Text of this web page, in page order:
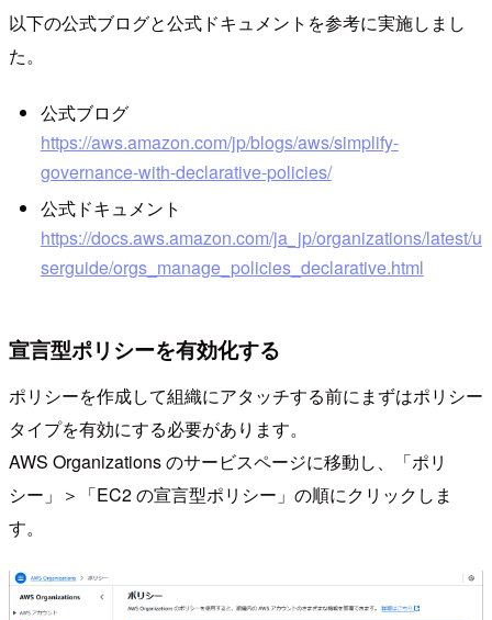
以下の公式ブログと公式ドキュメントを参考に実施しまし
た。
公式ブログ
https://aws.amazon.com/jp/blogs/aws/simplify-
governance-with-declarative-policies/
公式ドキュメント
https://docs.aws.amazon.com/ja_jp/organizations/latest/u
serguide/orgs_manage_policies_declarative.html
宣言型ポリシーを有効化する
ポリシーを作成して組織にアタッチする前にまずはポリシー
タイプを有効にする必要があります。
AWS Organizations のサービスページに移動し、「ポリ
シー」＞「EC2 の宣言型ポリシー」の順にクリックしま
す。